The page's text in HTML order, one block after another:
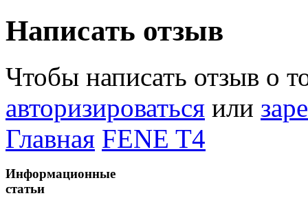
Написать отзыв
Чтобы написать отзыв о
авторизироваться или
Главная FENE T4
Информационные
статьи